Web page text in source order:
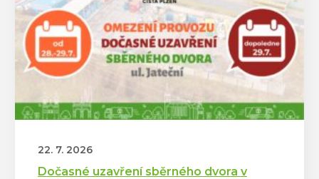
22. 7. 2026
Dočasné uzavření sběrného dvora v